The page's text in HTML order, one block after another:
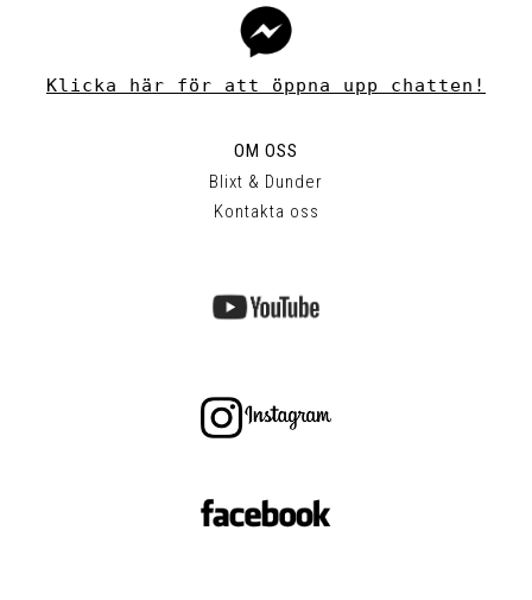
Klicka här för att öppna upp chatten!
OM OSS
Blixt & Dunder
Kontakta oss